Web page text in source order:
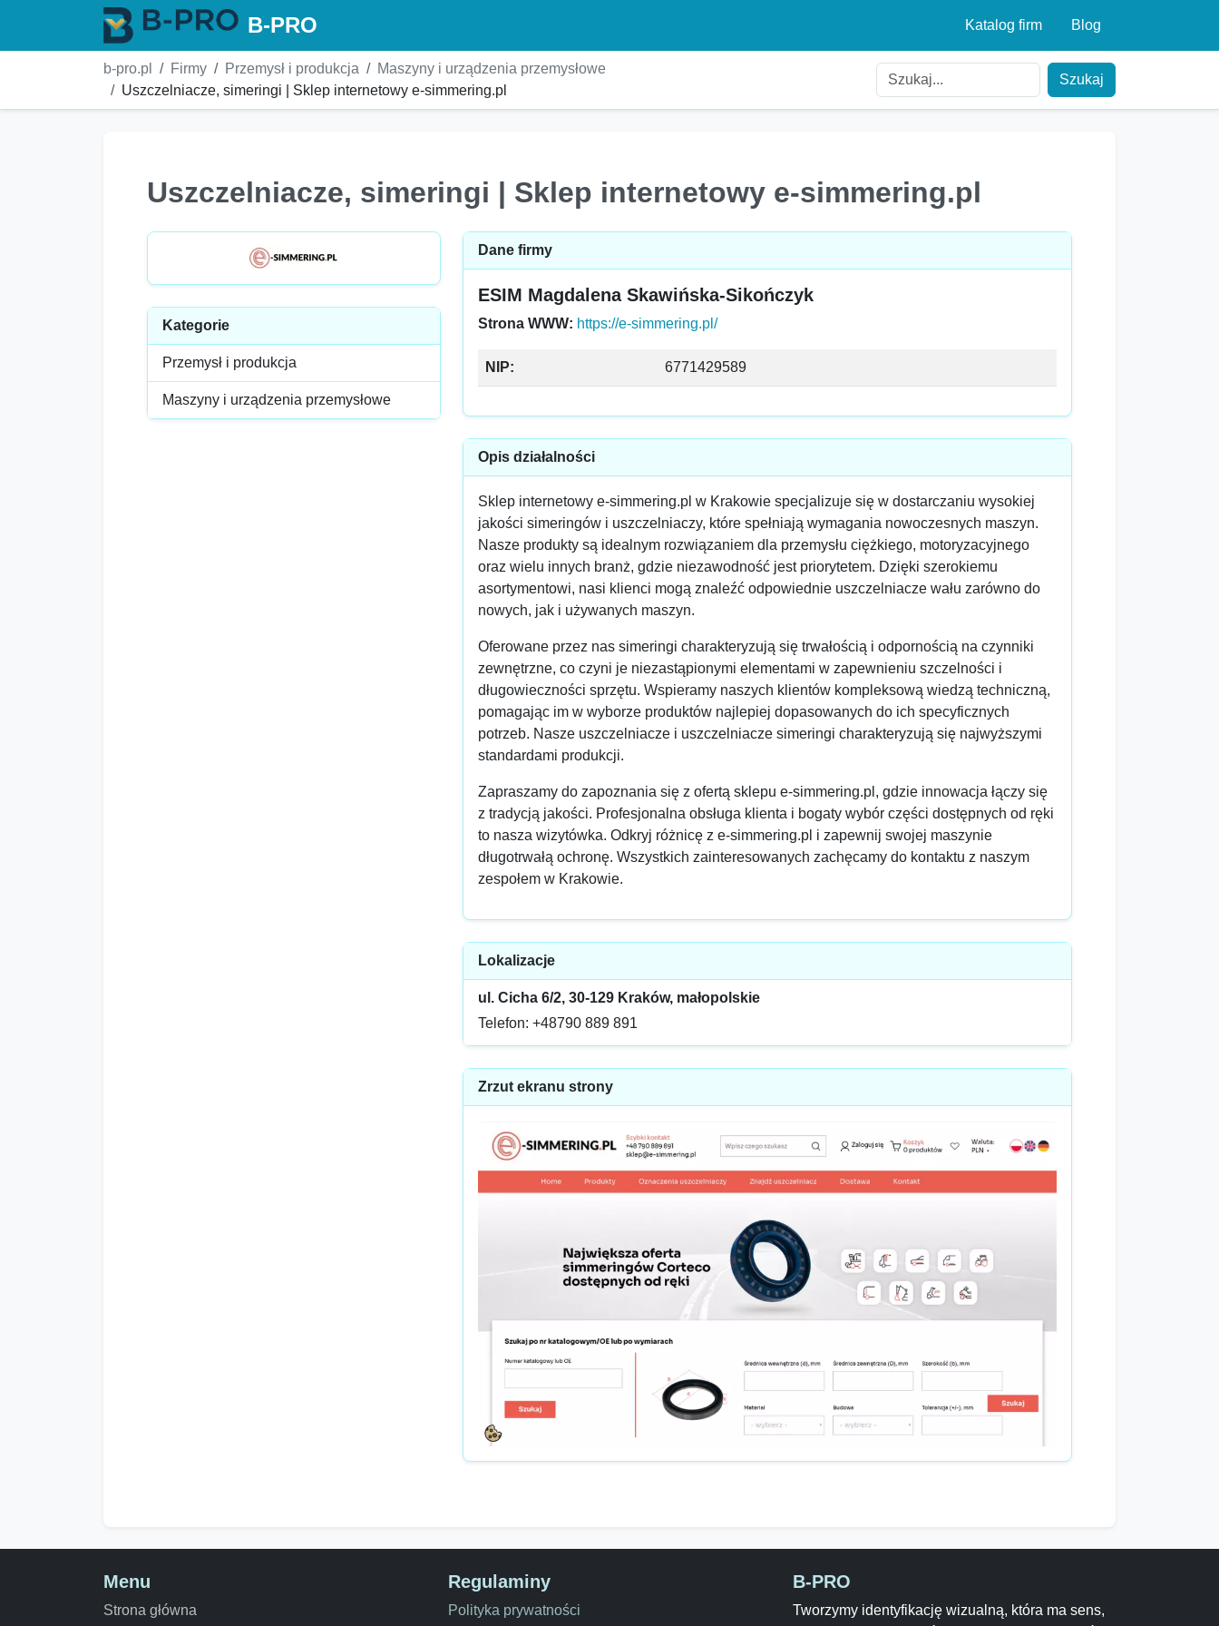
B-PRO Katalog firm Blog
b-pro.pl Firmy Przemysł i produkcja
Maszyny i urządzenia przemysłowe
Uszczelniacze, simeringi | Sklep internetowy e-simmering.pl
Szukaj
Uszczelniacze, simeringi | Sklep internetowy e-simmering.pl
Kategorie
Przemysł i produkcja
Maszyny i urządzenia przemysłowe
Dane firmy
ESIM Magdalena Skawińska-Sikończyk
Strona WWW: https://e-simmering.pl/
NIP: 6771429589
Opis działalności
Sklep internetowy e-simmering.pl w Krakowie specjalizuje się w dostarczaniu wysokiej
jakości simeringów i uszczelniaczy, które spełniają wymagania nowoczesnych maszyn.
Nasze produkty są idealnym rozwiązaniem dla przemysłu ciężkiego, motoryzacyjnego
oraz wielu innych branż, gdzie niezawodność jest priorytetem. Dzięki szerokiemu
asortymentowi, nasi klienci mogą znaleźć odpowiednie uszczelniacze wału zarówno do
nowych, jak i używanych maszyn.
Oferowane przez nas simeringi charakteryzują się trwałością i odpornością na czynniki
zewnętrzne, co czyni je niezastąpionymi elementami w zapewnieniu szczelności i
długowieczności sprzętu. Wspieramy naszych klientów kompleksową wiedzą techniczną,
pomagając im w wyborze produktów najlepiej dopasowanych do ich specyficznych
potrzeb. Nasze uszczelniacze i uszczelniacze simeringi charakteryzują się najwyższymi
standardami produkcji.
Zapraszamy do zapoznania się z ofertą sklepu e-simmering.pl, gdzie innowacja łączy się
z tradycją jakości. Profesjonalna obsługa klienta i bogaty wybór części dostępnych od ręki
to nasza wizytówka. Odkryj różnicę z e-simmering.pl i zapewnij swojej maszynie
długotrwałą ochronę. Wszystkich zainteresowanych zachęcamy do kontaktu z naszym
zespołem w Krakowie.
Lokalizacje
ul. Cicha 6/2, 30-129 Kraków, małopolskie
Telefon: +48790 889 891
Zrzut ekranu strony
Menu
Strona główna
Regulaminy
Polityka prywatności
B-PRO
Tworzymy identyfikację wizualną, która ma sens,